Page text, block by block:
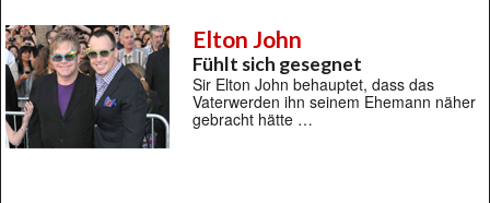
Elton John
Fühlt sich gesegnet
Sir Elton John behauptet, dass das
Vaterwerden ihn seinem Ehemann näher
gebracht hätte …